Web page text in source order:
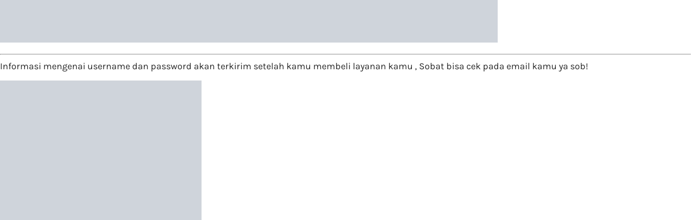
Informasi mengenai username dan password akan terkirim setelah kamu membeli layanan kamu , Sobat bisa cek pada email kamu ya sob!